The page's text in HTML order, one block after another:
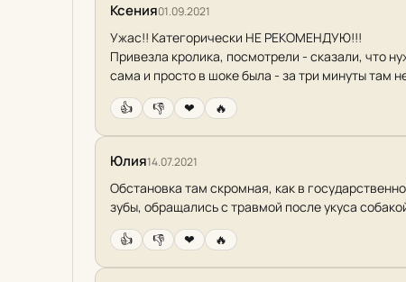
Ксения01.09.2021
Ужас!! Категорически НЕ РЕКОМЕНДУЮ!!!
Привезла кролика, посмотрели - сказали, что
сама и просто в шоке была - за три минуты там
👍
👎 ❤ 🔥
Юлия14.07.2021
Обстановка там скромная, как в
зубы, обращались с травмой после укуса
👍
👎 ❤ 🔥